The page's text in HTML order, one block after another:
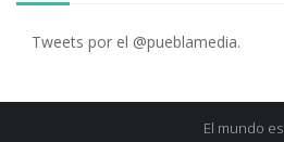
Tweets por el @pueblamedia.
El mundo es